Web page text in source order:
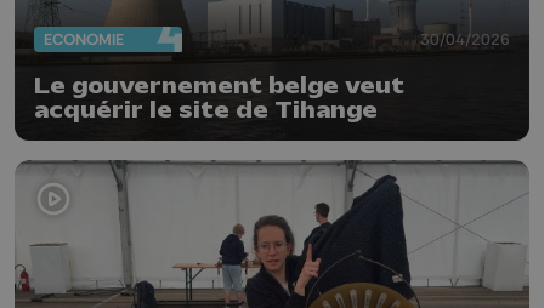
ECONOMIE 30/04/2026
Le gouvernement belge veut
acquérir le site de Tihange